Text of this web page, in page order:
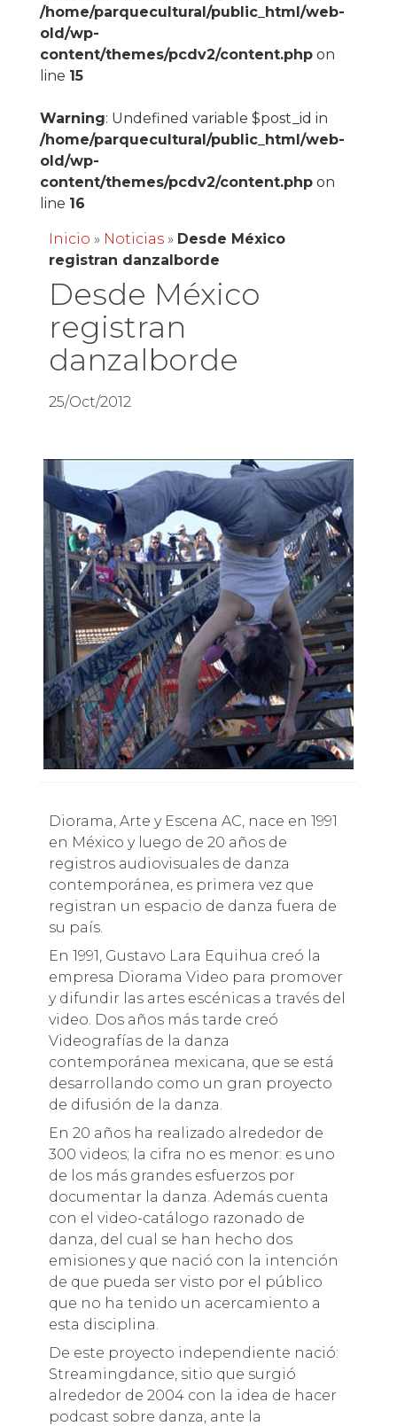
/home/parquecultural/public_html/web-
old/wp-
content/themes/pcdv2/content.phpon
line 15
Warning: Undefined variable $post_id in
/home/parquecultural/public_html/web-
old/wp-
content/themes/pcdv2/content.phpon
line 16
Inicio » Noticias» Desde México
registran danzalborde
Desde México
registran
danzalborde
25/Oct/2012
Diorama, Arte y Escena AC, nace en 1991
en México y luego de 20 años de
registros audiovisuales de danza
contemporánea, es primera vez que
registran un espacio de danza fuera de
su país.
En 1991, Gustavo Lara Equihua creó la
empresa Diorama Video para promover
y difundir las artes escénicas a través del
video. Dos años más tarde creó
Videografías de la danza
contemporánea mexicana, que se está
desarrollando como un gran proyecto
de difusión de la danza.
En 20 años ha realizado alrededor de
300 videos; la cifra no es menor: es uno
de los más grandes esfuerzos por
documentar la danza. Además cuenta
con el video-catálogo razonado de
danza, del cual se han hecho dos
emisiones y que nació con la intención
de que pueda ser visto por el público
que no ha tenido un acercamiento a
esta disciplina.
De este proyecto independiente nació:
Streamingdance, sitio que surgió
alrededor de 2004 con la idea de hacer
podcast sobre danza, ante la